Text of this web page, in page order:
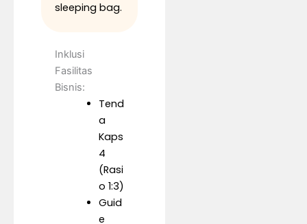
sleeping bag.
Inklusi
Fasilitas
Bisnis:
Tend
a
Kaps
4
(Rasi
o 1:3)
Guid
e